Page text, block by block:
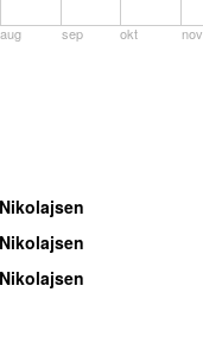
aug sep okt nov